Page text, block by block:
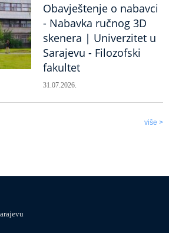
Obavještenje o nabavci
- Nabavka ručnog 3D
skenera | Univerzitet u
Sarajevu - Filozofski
fakultet
31.07.2026.
više >